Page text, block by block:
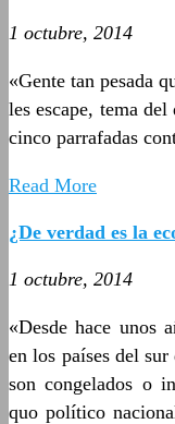
1 octubre, 2014
«Gente tan pesada
les escape, tema
cinco parrafadas
Read More
¿De verdad es la
1 octubre, 2014
«Desde hace unos
en los países del
son congelados o
quo político